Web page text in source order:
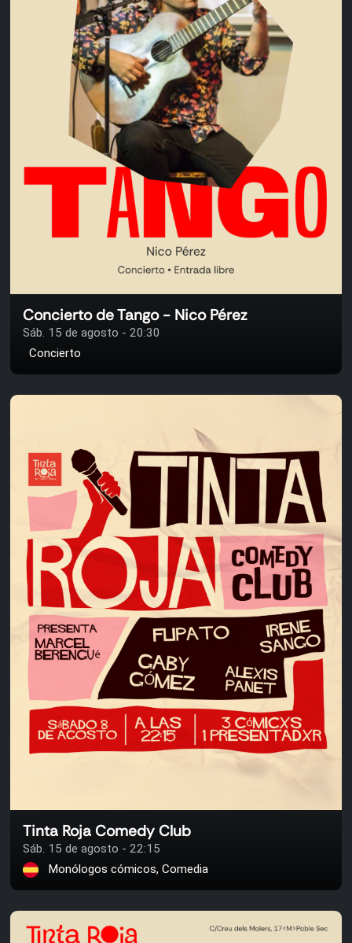
Concierto de Tango - Nico Pérez
Sáb. 15 de agosto - 20:30
Concierto
Tinta Roja Comedy Club
Sáb. 15 de agosto - 22:15
Monólogos cómicos, Comedia